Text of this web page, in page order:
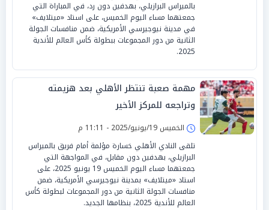
بالميراس البرازيلي، بهدفين دون رد، في المباراة التي
جمعتهما مساء اليوم الخميس، على استاد «ميتلايف»
في مدينة نيوجيرسي الأمريكية، ضمن منافسات الجولة
الثانية من دور المجموعات ببطولة كأس العالم للأندية
2025.
مهمة صعبة تنتظر الأهلي بعد هزيمته
وتراجعه للمركز الأخير
الخميس 19/يونيو/2025 - 11:11 م
تلقى النادي الأهلي خسارة مؤلمة أمام فريق بالميراس
البرازيلي، بهدفين دون مقابل، في المواجهة التي
جمعتهما مساء اليوم الخميس 19 يونيو 2025، على
استاد «ميتلايف» بمدينة نيوجيرسي الأمريكية، ضمن
منافسات الجولة الثانية من دور المجموعات لبطولة كأس
العالم للأندية 2025، بنظامها الجديد.